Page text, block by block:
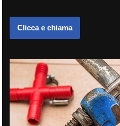
Clicca e chiama